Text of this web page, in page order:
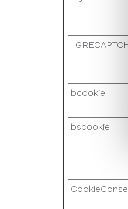
bcookie
bscookie